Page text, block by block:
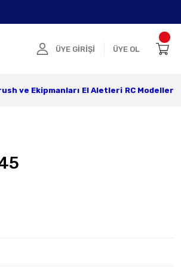
ÜYE GİRİŞİ ÜYE OL
ve Ekipmanları El Aletleri RC Modeller